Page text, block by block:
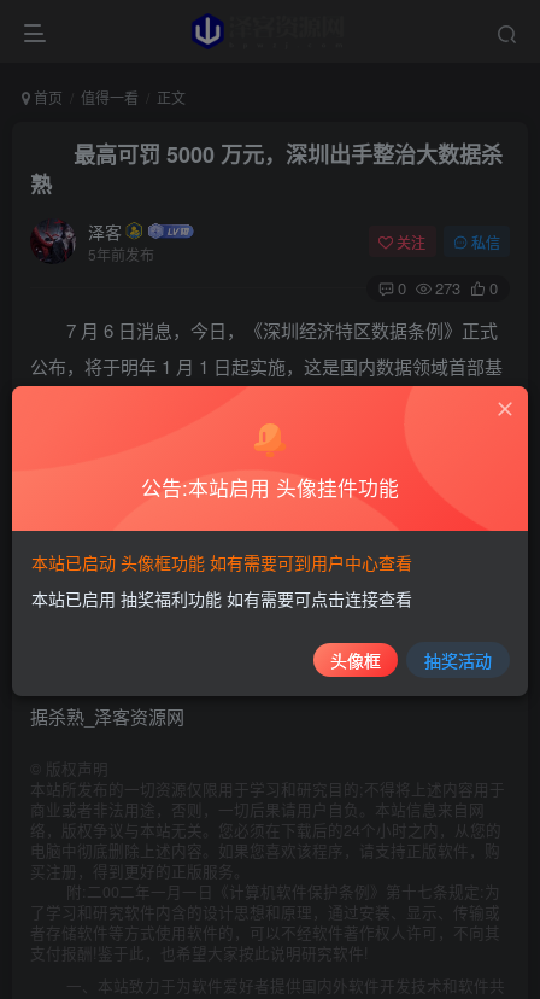
首页 值得一看 正文
最高可罚 5000 万元，深圳出手整治大数据杀
熟
泽客
5年前发布
关注 私信
0 273 0
7 月 6 日消息，今日，《深圳经济特区数据条例》正式
公布，将于明年 1 月 1 日起实施，这是国内数据领域首部基
础性、综合性立法。 该条例规定，市场主体不得使用非法手
段获取其他市场主体数据，不得非法收集其他市场主体数据
提供替代性产品或者服务，不得通过数据分析无正当理由对
交易条件相同的交易相对人实施差别待遇。 违反上述规定拒
版权声明
本站所发布的一切资源仅限用于学习和研究目的;不得将上述内容用于
商业或者非法用途，否则，一切后果请用户自负。本站信息来自网
络，版权争议与本站无关。您必须在下载后的24个小时之内，从您的
电脑中彻底删除上述内容。如果您喜欢该程序，请支持正版软件，购
买注册，得到更好的正版服务。
附:二00二年一月一日《计算机软件保护条例》第十七条规定:为
了学习和研究软件内含的设计思想和原理，通过安装、显示、传输或
者存储软件等方式使用软件的，可以不经软件著作权人许可，不向其
支付报酬!鉴于此，也希望大家按此说明研究软件!
一、本站致力于为软件爱好者提供国内外软件开发技术和软件共
公告:本站启用 头像挂件功能
本站已启动 头像框功能 如有需要可到用户中心查看
本站已启用 抽奖福利功能 如有需要可点击连接查看
头像框 抽奖活动